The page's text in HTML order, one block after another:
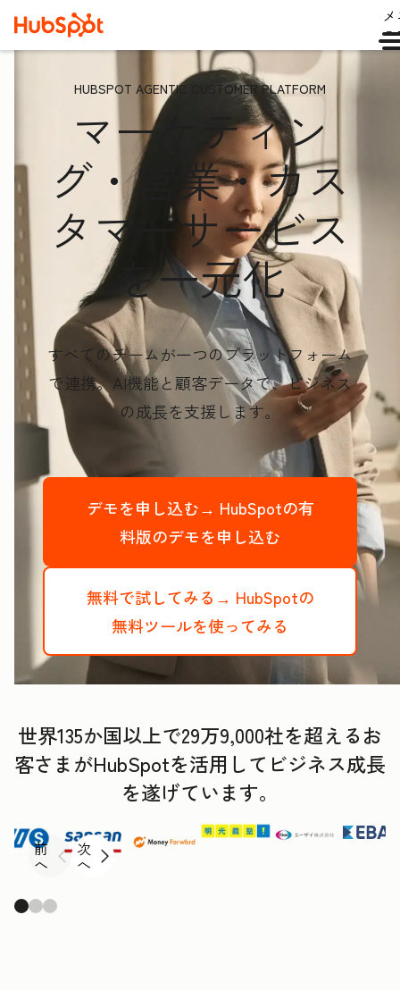
HUBSPOT AGENTIC CUSTOMER PLATFORM
マーケティン
グ・営業・カス
タマーサービス
を一元化
すべてのチームが一つのプラットフォーム
で連携。AI機能と顧客データで、ビジネス
の成長を支援します。
デモを申し込む→ HubSpotの有
料版のデモを申し込む
無料で試してみる→ HubSpotの
無料ツールを使ってみる
世界135か国以上で29万9,000社を超えるお
客さまがHubSpotを活用してビジネス成長
を遂げています。
前
へ
次
へ